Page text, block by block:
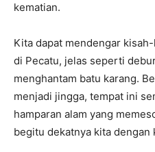
kematian.
Kita dapat mendengar
di Pecatu, jelas seperti
menghantam batu karang.
menjadi jingga, tempat ini
hamparan alam yang
begitu dekatnya kita dengan